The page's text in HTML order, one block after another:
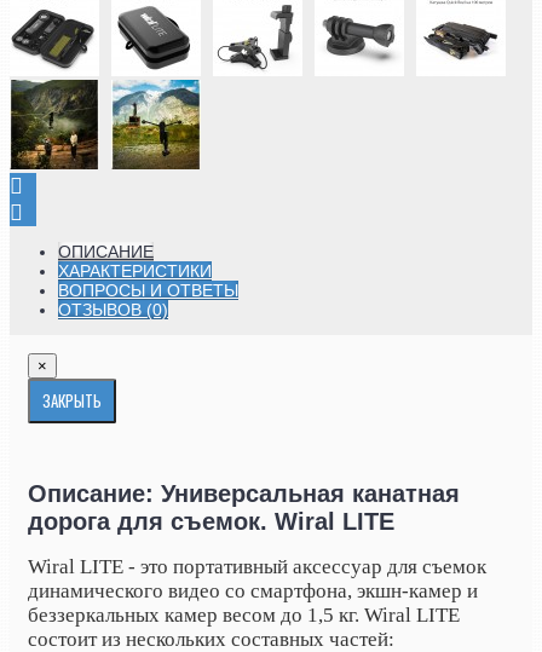
ОПИСАНИЕ
ХАРАКТЕРИСТИКИ
ВОПРОСЫ И ОТВЕТЫ
ОТЗЫВОВ (0)
×
ЗАКРЫТЬ
Описание: Универсальная канатная
дорога для съемок. Wiral LITE
Wiral LITE - это портативный аксессуар для съемок
динамического видео со смартфона, экшн-камер и
беззеркальных камер весом до 1,5 кг. Wiral LITE
состоит из нескольких составных частей: